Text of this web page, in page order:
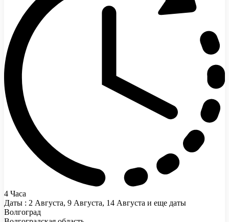
4 Часа
Даты : 2 Августа, 9 Августа, 14 Августа и еще даты
Волгоград